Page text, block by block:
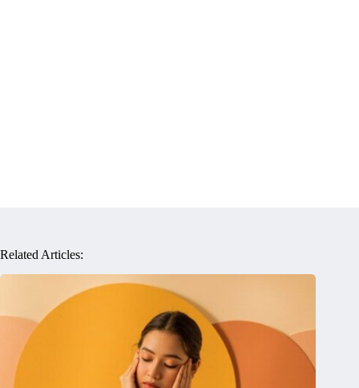
Related Articles: